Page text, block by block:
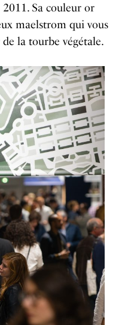
Sa couleur or
maelstrom qui vous
la tourbe végétale.